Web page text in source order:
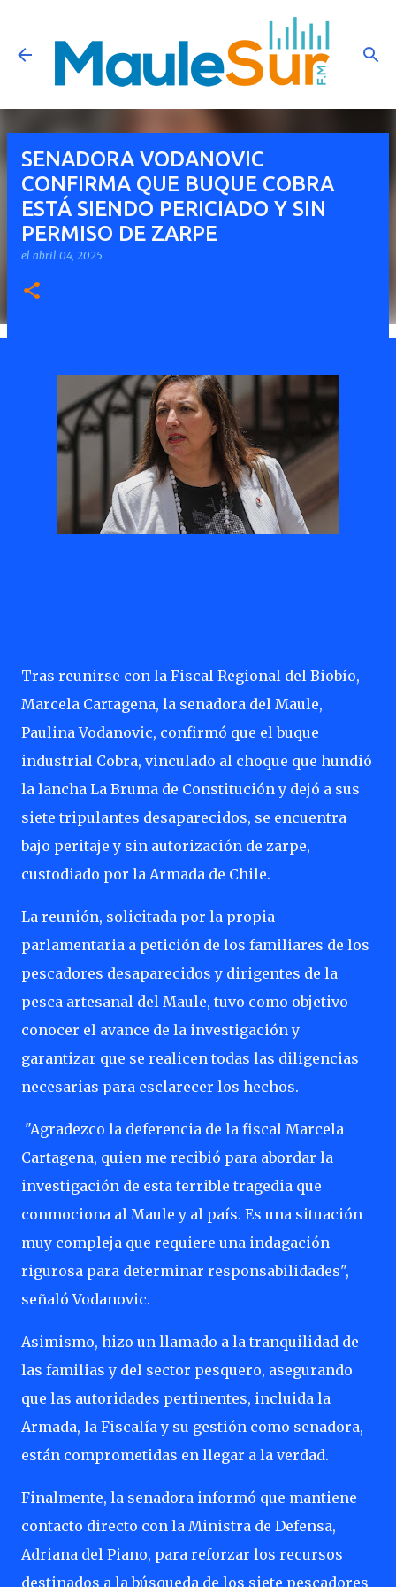
Ir al contenido principal
SENADORA VODANOVIC
CONFIRMA QUE BUQUE COBRA
ESTÁ SIENDO PERICIADO Y SIN
PERMISO DE ZARPE
el abril 04, 2025
Tras reunirse con la Fiscal Regional del Biobío,
Marcela Cartagena, la senadora del Maule,
Paulina Vodanovic, confirmó que el buque
industrial Cobra, vinculado al choque que hundió
la lancha La Bruma de Constitución y dejó a sus
siete tripulantes desaparecidos, se encuentra
bajo peritaje y sin autorización de zarpe,
custodiado por la Armada de Chile.
La reunión, solicitada por la propia
parlamentaria a petición de los familiares de los
pescadores desaparecidos y dirigentes de la
pesca artesanal del Maule, tuvo como objetivo
conocer el avance de la investigación y
garantizar que se realicen todas las diligencias
necesarias para esclarecer los hechos.
"Agradezco la deferencia de la fiscal Marcela
Cartagena, quien me recibió para abordar la
investigación de esta terrible tragedia que
conmociona al Maule y al país. Es una situación
muy compleja que requiere una indagación
rigurosa para determinar responsabilidades",
señaló Vodanovic.
Asimismo, hizo un llamado a la tranquilidad de
las familias y del sector pesquero, asegurando
que las autoridades pertinentes, incluida la
Armada, la Fiscalía y su gestión como senadora,
están comprometidas en llegar a la verdad.
Finalmente, la senadora informó que mantiene
contacto directo con la Ministra de Defensa,
Adriana del Piano, para reforzar los recursos
destinados a la búsqueda de los siete pescadores